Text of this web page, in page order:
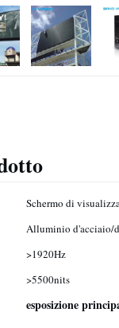
Schermo di
Alluminio d'acciaio/
>1920Hz
>5500nits
esposizione